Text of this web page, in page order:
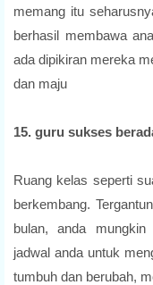
memang itu
berhasil membawa
ada dipikiran mereka
dan maju
15. guru sukses
Ruang kelas seperti
berkembang.
bulan, anda
jadwal anda untuk
tumbuh dan berubah,